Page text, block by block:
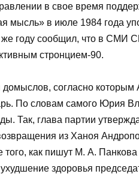
в свое время
мысль» в июле 1984 года
же году сообщил, что в СМИ
стронцием-90.
согласно
По словам самого Юрия
Так, глава партии
из Ханоя
как пишут М. А.
здоровья